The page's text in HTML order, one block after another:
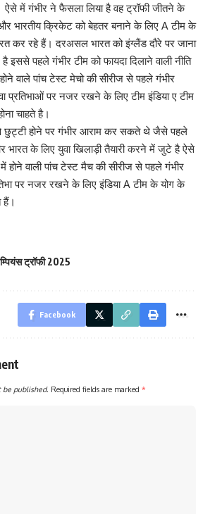
ऐसे में गंभीर ने फैसला लिया है वह ट्रॉफी जीतने के
भारतीय क्रिकेट को बेहतर बनाने के लिए A टीम के
कर रहे हैं। दरअसल भारत को इंग्लैंड दौरे पर जाना
पहले गंभीर टीम को फायदा दिलाने वाली नीति
वाले पांच टेस्ट मेचो की सीरीज से पहले गंभीर
प्रतिभाओं पर नजर रखने के लिए टीम इंडिया ए टीम
चाहते है।
छुट्टी होने पर गंभीर आराम कर सकते थे जैसे पहले
भारत के लिए युवा खिलाड़ी तैयारी करने में जुटे है ऐसे
वाली पांच टेस्ट मैच की सीरीज से पहले गंभीर
पर नजर रखने के लिए इंडिया A टीम के योग के
हैं।
ट्रॉफी 2025
Facebook
be published. Required fields are marked *